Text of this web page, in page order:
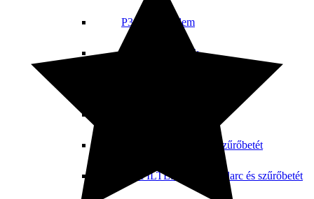
P3 vírusvédelem
Orvosi szájmaszk
JSP MIDI Félálarc és szűrőbetét
JSP FILTERSPEC Félálarc és szűrőbetét